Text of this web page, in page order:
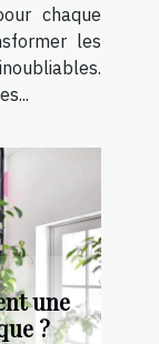
chaque
les
une
?